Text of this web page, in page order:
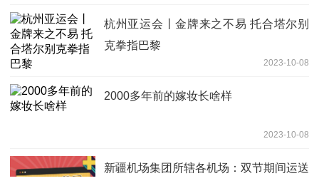
杭州亚运会丨金牌来之不易 托合塔尔别
克拳指巴黎
2023-10-08
2000多年前的嫁妆长啥样
2023-10-08
新疆机场集团所辖各机场：双节期间运送